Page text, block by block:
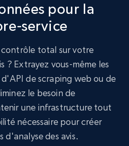
pour la
service
contrôle total sur votre
? Extrayez vous-même les
de scraping web ou de
le besoin de
une infrastructure tout
nécessaire pour créer
d'analyse des avis.